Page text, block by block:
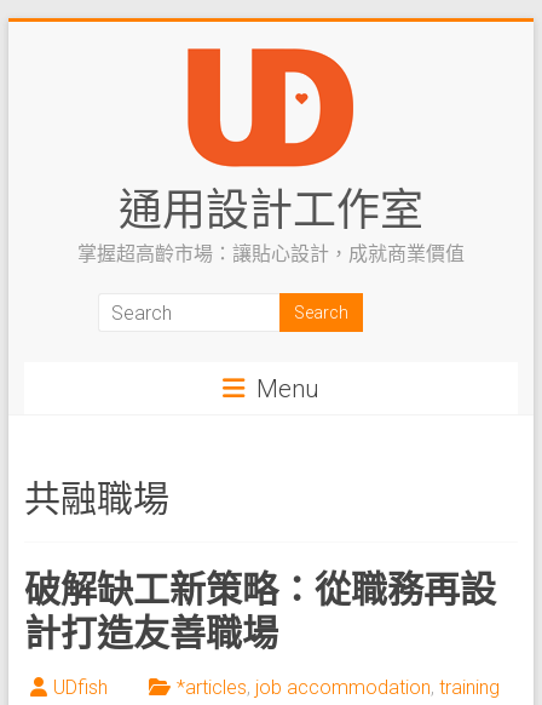
通用設計工作室
掌握超高齡市場：讓貼心設計，成就商業價值
Menu
共融職場
破解缺工新策略：從職務再設
計打造友善職場
UDfish *articles, job accommodation, training